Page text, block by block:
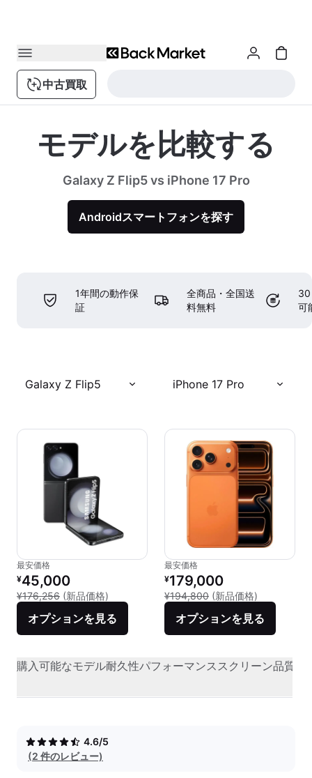
中古買取
モデルを比較する
Galaxy Z Flip5 vs iPhone 17 Pro
Androidスマートフォンを探す
1年間の動作保
証
全商品・全国送
料無料
30
可
Galaxy Z Flip5 iPhone 17 Pro
最安価格
リファービッシュ品の価格：
¥45,000
¥176,256 (新品価格) 新品との比較：¥176,256
オプションを見る
最安価格
リファービッシュ品の価格：
¥179,000
¥194,800 (新品価格)
オプションを見る
購入可能なモデル耐久性パフォーマンススクリーン品質
4.6/5
(2 件のレビュー)